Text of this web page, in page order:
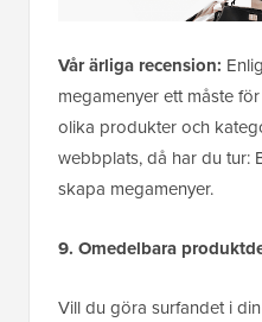
Vår ärliga recension:
megamenyer ett måste
olika produkter och
webbplats, då har du tur:
skapa megamenyer.
9. Omedelbara
Vill du göra surfandet i